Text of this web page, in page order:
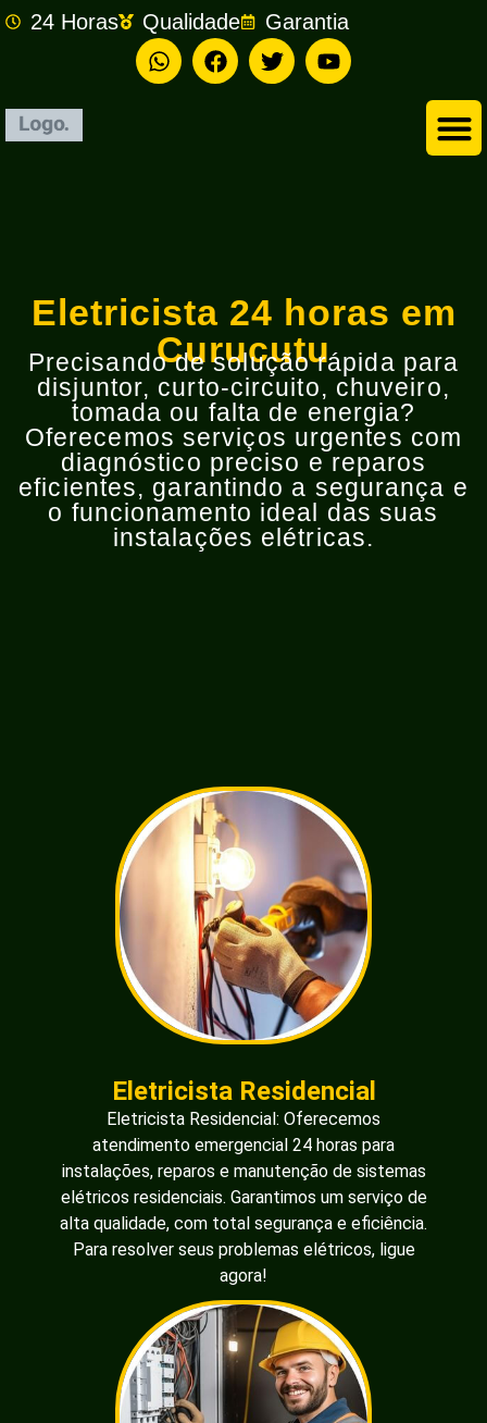
24 Horas Qualidade Garantia
Eletricista 24 horas em
Curucutu
Precisando de solução rápida para
disjuntor, curto-circuito, chuveiro,
tomada ou falta de energia?
Oferecemos serviços urgentes com
diagnóstico preciso e reparos
eficientes, garantindo a segurança e
o funcionamento ideal das suas
instalações elétricas.
Eletricista Residencial
Eletricista Residencial: Oferecemos
atendimento emergencial 24 horas para
instalações, reparos e manutenção de sistemas
elétricos residenciais. Garantimos um serviço de
alta qualidade, com total segurança e eficiência.
Para resolver seus problemas elétricos, ligue
agora!